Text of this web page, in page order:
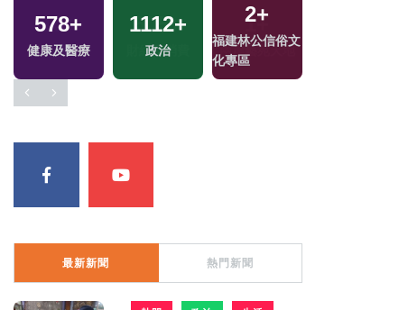
578+
健康及醫療
1112+
政治
2+
福建林公信俗文
化專區
最新新聞 熱門新聞